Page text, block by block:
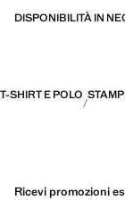
DISPONIBILITÀ IN
T-SHIRT E POLO
Ricevi promozioni